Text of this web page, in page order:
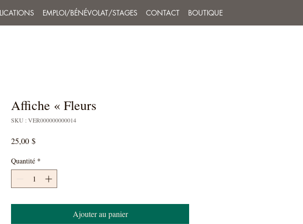
EMPLOI/BÉNÉVOLAT/STAGES CONTACT BOUTIQUE
Affiche « Fleurs
SKU : VER000000000014
25,00 $Prix
Quantité *
Ajouter au panier